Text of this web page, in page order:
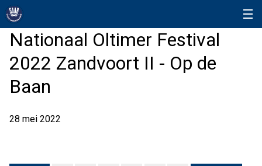
Nationaal Oltimer Festival
2022 Zandvoort II - Op de
Baan
28 mei 2022